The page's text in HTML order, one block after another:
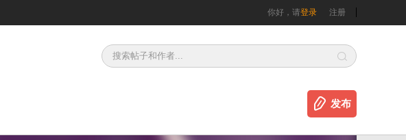
你好，请登录 注册
发布